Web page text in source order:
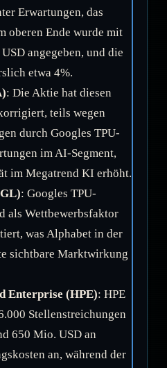
Erwartungen, das
oberen Ende wurde mit
angegeben, und die
etwa 4%.
: Die Aktie hat diesen
teils wegen
durch Googles TPU-
im AI-Segment,
im Megatrend KI erhöht.
: Googles TPU-
als Wettbewerbsfaktor
was Alphabet in der
sichtbare Marktwirkung
Enterprise (HPE): HPE
Stellenstreichungen
650 Mio. USD an
an, während der